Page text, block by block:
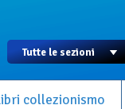
collezionismo